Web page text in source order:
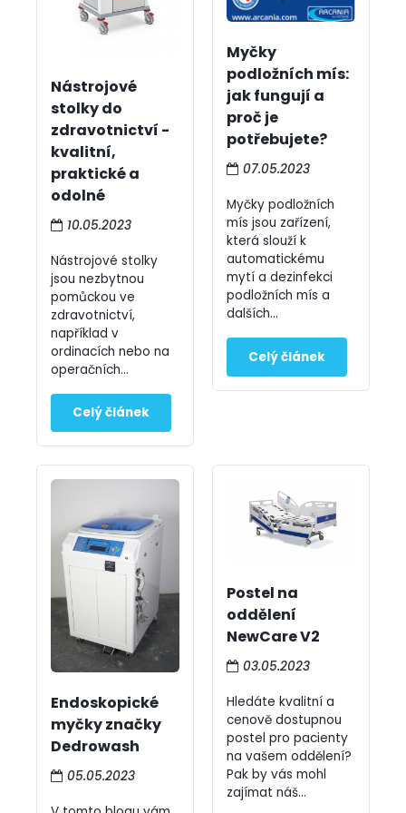
Nástrojové
stolky do
zdravotnictví -
kvalitní,
praktické a
odolné
10.05.2023
Nástrojové stolky
jsou nezbytnou
pomůckou ve
zdravotnictví,
například v
ordinacích nebo na
operačních...
Myčky
podložních mís:
jak fungují a
proč je
potřebujete?
07.05.2023
Myčky podložních
mís jsou zařízení,
která slouží k
automatickému
mytí a dezinfekci
podložních mís a
dalších...
Endoskopické
myčky značky
Dedrowash
05.05.2023
Postel na
oddělení
NewCare V2
03.05.2023
Hledáte kvalitní a
cenově dostupnou
postel pro pacienty
na vašem oddělení?
Pak by vás mohl
zajímat náš...